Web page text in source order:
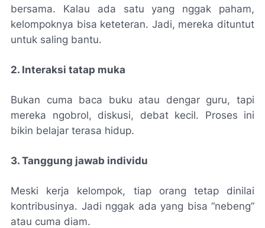
bersama. Kalau ada satu yang nggak paham,
kelompoknya bisa keteteran. Jadi, mereka dituntut
untuk saling bantu.
2. Interaksi tatap muka
Bukan cuma baca buku atau dengar guru, tapi
mereka ngobrol, diskusi, debat kecil. Proses ini
bikin belajar terasa hidup.
3. Tanggung jawab individu
Meski kerja kelompok, tiap orang tetap dinilai
kontribusinya. Jadi nggak ada yang bisa “nebeng”
atau cuma diam.